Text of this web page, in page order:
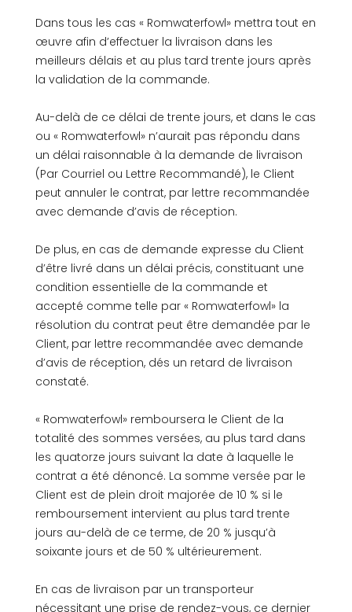
Dans tous les cas « Romwaterfowl» mettra tout en
œuvre afin d’effectuer la livraison dans les
meilleurs délais et au plus tard trente jours après
la validation de la commande.
Au-delà de ce délai de trente jours, et dans le cas
ou « Romwaterfowl» n’aurait pas répondu dans
un délai raisonnable à la demande de livraison
(Par Courriel ou Lettre Recommandé), le Client
peut annuler le contrat, par lettre recommandée
avec demande d’avis de réception.
De plus, en cas de demande expresse du Client
d’être livré dans un délai précis, constituant une
condition essentielle de la commande et
accepté comme telle par « Romwaterfowl» la
résolution du contrat peut être demandée par le
Client, par lettre recommandée avec demande
d’avis de réception, dés un retard de livraison
constaté.
« Romwaterfowl» remboursera le Client de la
totalité des sommes versées, au plus tard dans
les quatorze jours suivant la date à laquelle le
contrat a été dénoncé. La somme versée par le
Client est de plein droit majorée de 10 % si le
remboursement intervient au plus tard trente
jours au-delà de ce terme, de 20 % jusqu’à
soixante jours et de 50 % ultérieurement.
En cas de livraison par un transporteur
nécessitant une prise de rendez-vous, ce dernier